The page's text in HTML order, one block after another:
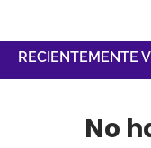
RECIENTEMENTE
No